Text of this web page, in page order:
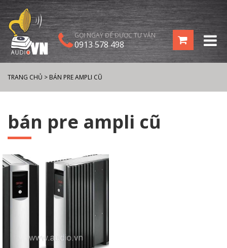
GỌI NGAY ĐỂ ĐƯỢC TƯ VẤN
0913 578 498
TRANG CHỦ > BÁN PRE AMPLI CŨ
bán pre ampli cũ